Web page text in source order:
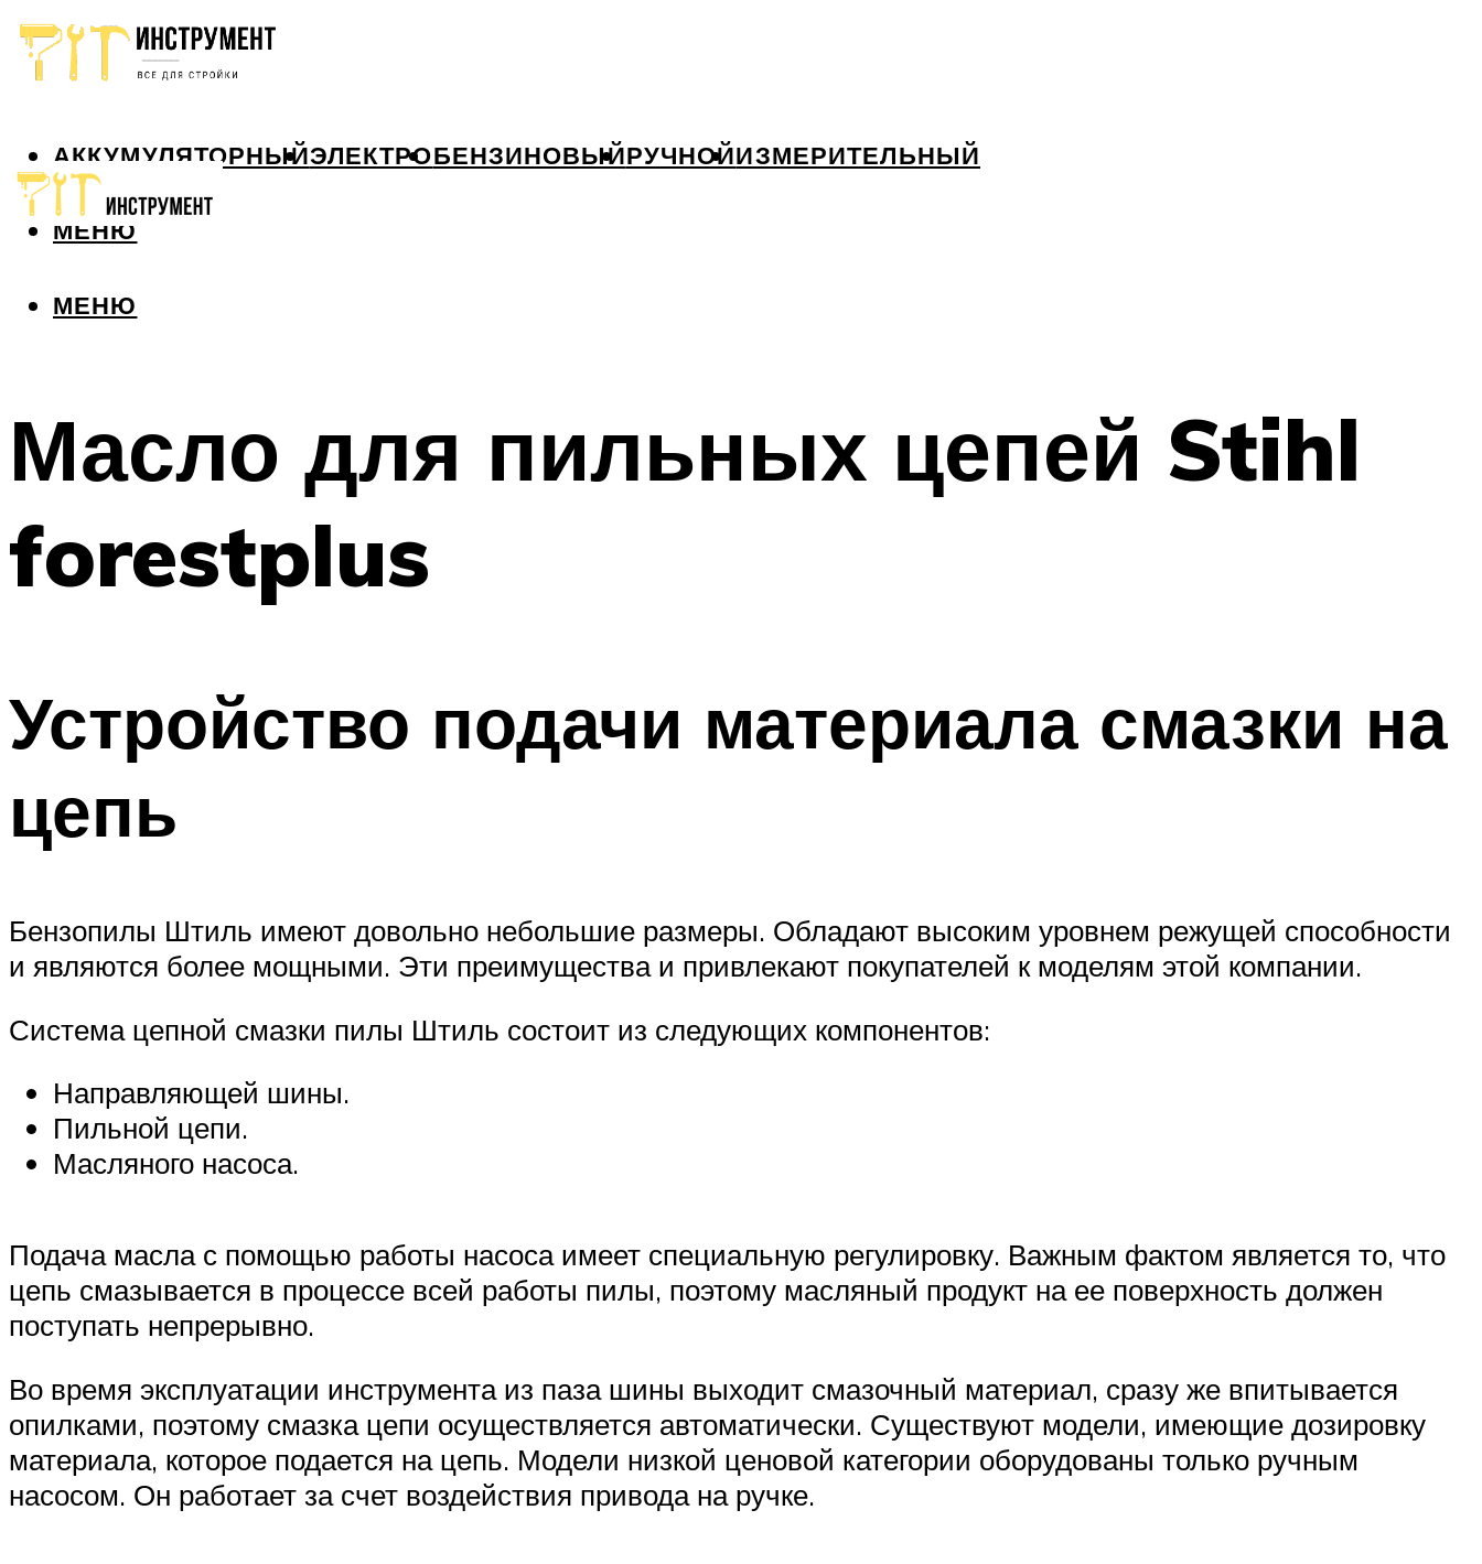
АККУМУЛЯТОРНЫЙЭЛЕКТРОБЕНЗИНОВЫЙРУЧНОЙИЗМЕРИТЕЛЬНЫЙ
МЕНЮ
МЕНЮ
Масло для пильных цепей Stihl
forestplus
Устройство подачи материала смазки на
цепь
Бензопилы Штиль имеют довольно небольшие размеры. Обладают высоким уровнем режущей способности
и являются более мощными. Эти преимущества и привлекают покупателей к моделям этой компании.
Система цепной смазки пилы Штиль состоит из следующих компонентов:
Направляющей шины.
Пильной цепи.
Масляного насоса.
Подача масла с помощью работы насоса имеет специальную регулировку. Важным фактом является то, что
цепь смазывается в процессе всей работы пилы, поэтому масляный продукт на ее поверхность должен
поступать непрерывно.
Во время эксплуатации инструмента из паза шины выходит смазочный материал, сразу же впитывается
опилками, поэтому смазка цепи осуществляется автоматически. Существуют модели, имеющие дозировку
материала, которое подается на цепь. Модели низкой ценовой категории оборудованы только ручным
насосом. Он работает за счет воздействия привода на ручке.